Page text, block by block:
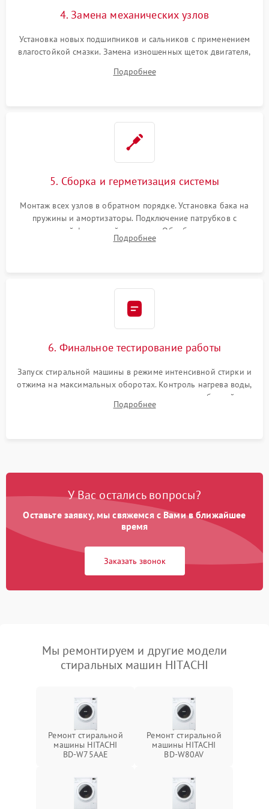
4. Замена механических узлов
Установка новых подшипников и сальников с применением
влагостойкой смазки. Замена изношенных щеток двигателя,
или поврежденной резиновой манжеты.
Подробнее
5. Сборка и герметизация системы
Монтаж всех узлов в обратном порядке. Установка бака на
пружины и амортизаторы. Подключение патрубков с
надежной фиксацией хомутами. Обработка стыков
герметиком для предотвращения возможных протечек воды.
Подробнее
6. Финальное тестирование работы
Запуск стиральной машины в режиме интенсивной стирки и
отжима на максимальных оборотах. Контроль нагрева воды,
корректности слива, отсутствия излишних вибраций,
посторонних стуков и протечек под корпусом.
Подробнее
У Вас остались вопросы?
Оставьте заявку, мы свяжемся с Вами в ближайшее
время
Заказать звонок
Мы ремонтируем и другие модели
стиральных машин HITACHI
Ремонт стиральной
машины HITACHI
BD-W75AAE
Ремонт стиральной
машины HITACHI
BD-W80AV